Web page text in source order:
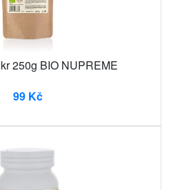
250g BIO NUPREME
99 Kč